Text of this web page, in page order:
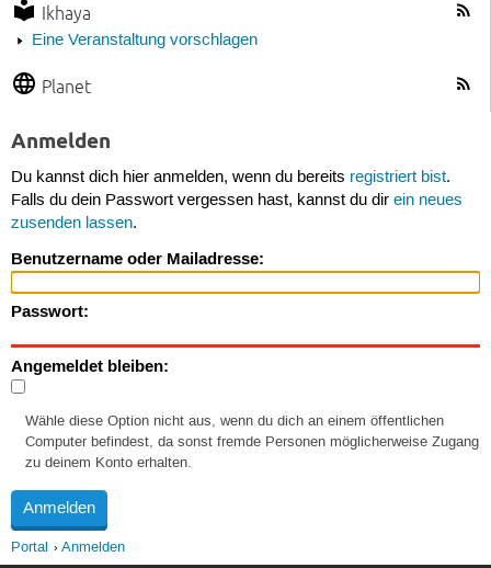
Ikhaya
Eine Veranstaltung vorschlagen
Planet
Anmelden
Du kannst dich hier anmelden, wenn du bereits registriert bist.
Falls du dein Passwort vergessen hast, kannst du dir ein neues
zusenden lassen.
Benutzername oder Mailadresse:
Passwort:
Angemeldet bleiben:
Wähle diese Option nicht aus, wenn du dich an einem öffentlichen
Computer befindest, da sonst fremde Personen möglicherweise Zugang
zu deinem Konto erhalten.
Portal Anmelden